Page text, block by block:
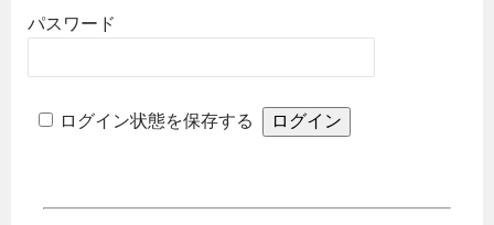
パスワード
ログイン状態を保存する